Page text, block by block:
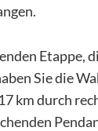
Etappe,
Sie die
km durch